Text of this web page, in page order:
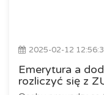
2025-02-12
Emerytura a
rozliczyć się z